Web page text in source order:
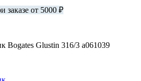
заказе от 5000 ₽